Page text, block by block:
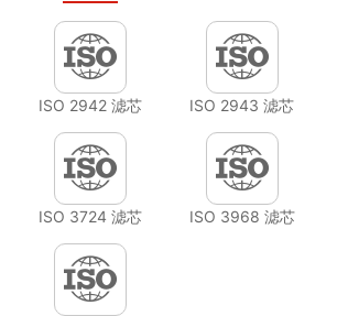
ISO 2942 滤芯 ISO 2943 滤芯
ISO 3724 滤芯 ISO 3968 滤芯